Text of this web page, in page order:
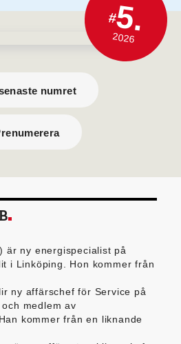
#5.
2026
numret
är ny energispecialist på
i Linköping. Hon kommer från
ny affärschef för Service på
medlem av
kommer från en liknande